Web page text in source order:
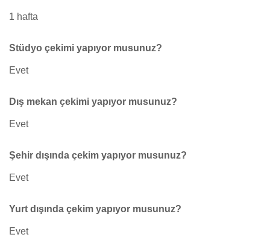
1 hafta
Stüdyo çekimi yapıyor musunuz?
Evet
Dış mekan çekimi yapıyor musunuz?
Evet
Şehir dışında çekim yapıyor musunuz?
Evet
Yurt dışında çekim yapıyor musunuz?
Evet